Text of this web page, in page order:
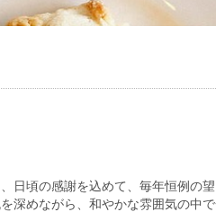
日頃の感謝を込めて、毎年恒例の
深めながら、和やかな雰囲気の中